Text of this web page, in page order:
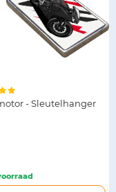
- Sleutelhanger